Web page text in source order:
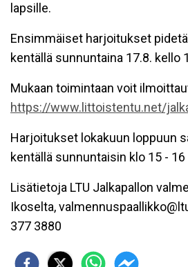
lapsille.
Ensimmäiset harjoitukset
kentällä sunnuntaina 17.8. kello
Mukaan toimintaan voit
https://www.littoistentu.net/
Harjoitukset lokakuun loppuun
kentällä sunnuntaisin klo 15 - 16
Lisätietoja LTU Jalkapallon
Ikoselta,
377 3880